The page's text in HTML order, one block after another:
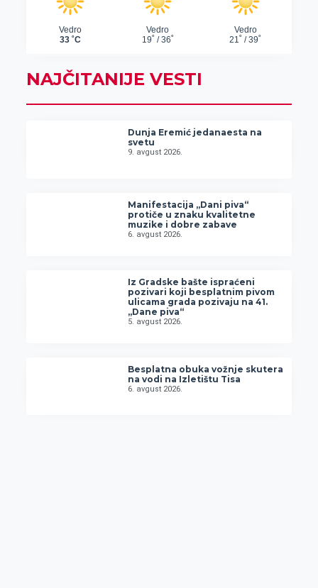
NAJČITANIJE VESTI
Dunja Eremić jedanaesta na
svetu
9. avgust 2026.
Manifestacija „Dani piva“
protiče u znaku kvalitetne
muzike i dobre zabave
6. avgust 2026.
Iz Gradske bašte ispraćeni
pozivari koji besplatnim pivom
ulicama grada pozivaju na 41.
„Dane piva“
5. avgust 2026.
Besplatna obuka vožnje skutera
na vodi na Izletištu Tisa
6. avgust 2026.